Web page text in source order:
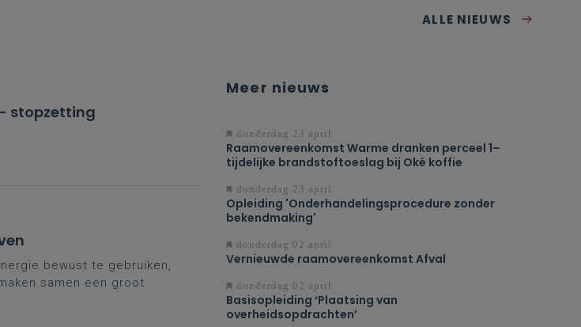
ALLE NIEUWS
stopzetting
bewust te gebruiken,
samen een groot
Meer nieuws
donderdag 23 april
Raamovereenkomst Warme dranken perceel 1–
tijdelijke brandstoftoeslag bij Oké koffie
donderdag 23 april
Opleiding 'Onderhandelingsprocedure zonder
bekendmaking'
donderdag 02 april
Vernieuwde raamovereenkomst Afval
donderdag 02 april
Basisopleiding ‘Plaatsing van
overheidsopdrachten’